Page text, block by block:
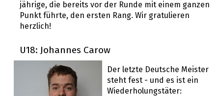
jährige, die bereits vor der Runde mit einem ganzen
Punkt führte, den ersten Rang. Wir gratulieren
herzlich!
U18: Johannes Carow
Der letzte Deutsche Meister
steht fest - und es ist ein
Wiederholungstäter: